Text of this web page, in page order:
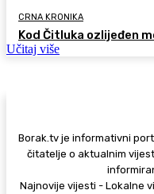
CRNA KRONIKA
Kod Čitluka ozlijeđen
Učitaj više
Borak.tv je informativni
čitatelje o aktualnim
Najnovije vijesti - Lokalne